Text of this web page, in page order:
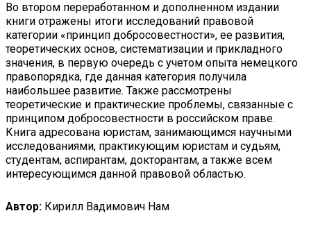
Во втором переработанном и дополненном издании
книги отражены итоги исследований правовой
категории «принцип добросовестности», ее развития,
теоретических основ, систематизации и прикладного
значения, в первую очередь с учетом опыта немецкого
правопорядка, где данная категория получила
наибольшее развитие. Также рассмотрены
теоретические и практические проблемы, связанные с
принципом добросовестности в российском праве.
Книга адресована юристам, занимающимся научными
исследованиями, практикующим юристам и судьям,
студентам, аспирантам, докторантам, а также всем
интересующимся данной правовой областью.
Автор: Кирилл Вадимович Нам